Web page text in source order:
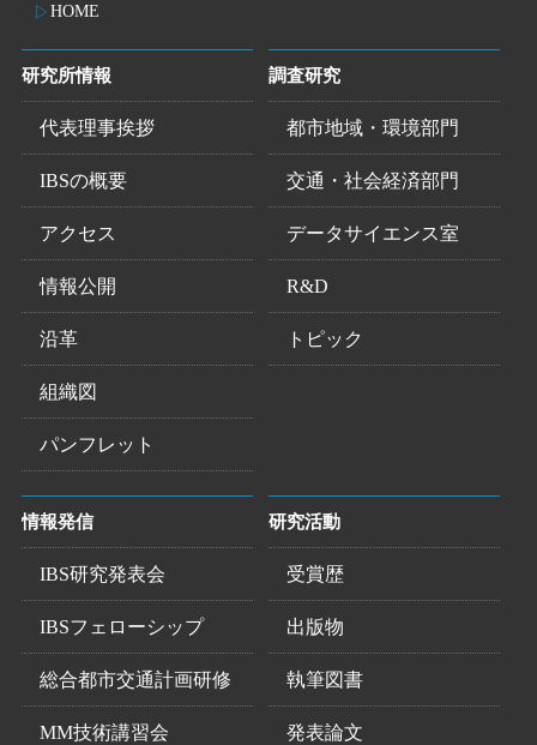
HOME
研究所情報
代表理事挨拶
IBSの概要
アクセス
情報公開
沿革
組織図
パンフレット
調査研究
都市地域・環境部門
交通・社会経済部門
データサイエンス室
R&D
トピック
情報発信
IBS研究発表会
IBSフェローシップ
総合都市交通計画研修
MM技術講習会
研究活動
受賞歴
出版物
執筆図書
発表論文